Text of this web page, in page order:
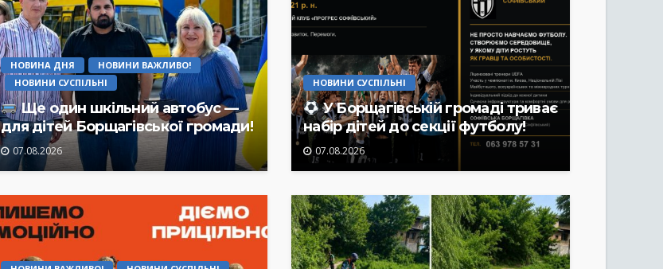
НОВИНА ДНЯ
НОВИНИ ВАЖЛИВО!
НОВИНИ СУСПІЛЬНІ
Ще один шкільний автобус —
для дітей Борщагівської громади!
07.08.2026
НОВИНИ СУСПІЛЬНІ
У Борщагівській громаді триває
набір дітей до секції футболу!
07.08.2026